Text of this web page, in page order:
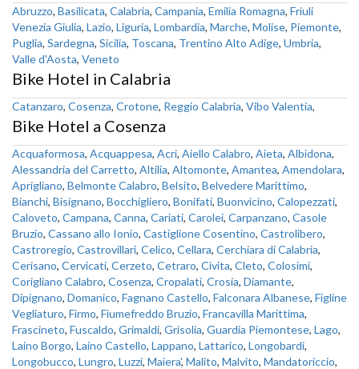
Abruzzo, Basilicata, Calabria, Campania, Emilia Romagna, Friuli
Venezia Giulia, Lazio, Liguria, Lombardia, Marche, Molise, Piemonte,
Puglia, Sardegna, Sicilia, Toscana, Trentino Alto Adige, Umbria,
Valle d'Aosta, Veneto
Bike Hotel in Calabria
Catanzaro, Cosenza, Crotone, Reggio Calabria, Vibo Valentia,
Bike Hotel a Cosenza
Acquaformosa, Acquappesa, Acri, Aiello Calabro, Aieta, Albidona,
Alessandria del Carretto, Altilia, Altomonte, Amantea, Amendolara,
Aprigliano, Belmonte Calabro, Belsito, Belvedere Marittimo,
Bianchi, Bisignano, Bocchigliero, Bonifati, Buonvicino, Calopezzati,
Caloveto, Campana, Canna, Cariati, Carolei, Carpanzano, Casole
Bruzio, Cassano allo Ionio, Castiglione Cosentino, Castrolibero,
Castroregio, Castrovillari, Celico, Cellara, Cerchiara di Calabria,
Cerisano, Cervicati, Cerzeto, Cetraro, Civita, Cleto, Colosimi,
Corigliano Calabro, Cosenza, Cropalati, Crosia, Diamante,
Dipignano, Domanico, Fagnano Castello, Falconara Albanese, Figline
Vegliaturo, Firmo, Fiumefreddo Bruzio, Francavilla Marittima,
Frascineto, Fuscaldo, Grimaldi, Grisolia, Guardia Piemontese, Lago,
Laino Borgo, Laino Castello, Lappano, Lattarico, Longobardi,
Longobucco, Lungro, Luzzi, Maiera', Malito, Malvito, Mandatoriccio,